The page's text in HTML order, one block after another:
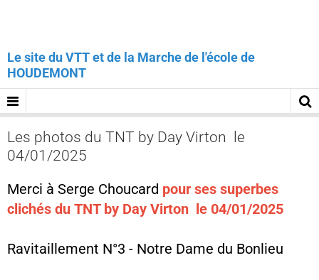
Le site du VTT et de la Marche de l'école de
HOUDEMONT
Les photos du TNT by Day Virton le
04/01/2025
Merci à Serge Choucard pour ses superbes
clichés du TNT by Day Virton le 04/01/2025
Ravitaillement N°3 - Notre Dame du Bonlieu